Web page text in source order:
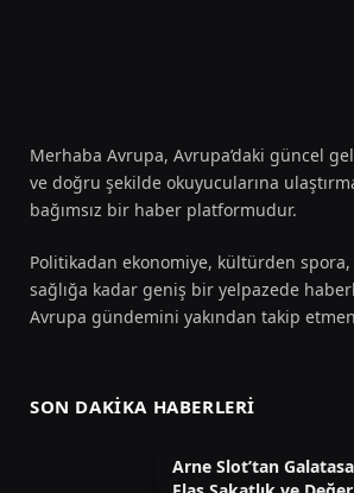
Merhaba Avrupa, Avrupa’daki güncel
ve doğru şekilde okuyucularına
bağımsız bir haber platformudur.
Politikadan ekonomiye, kültürden
sağlığa kadar geniş bir yelpazede
Avrupa gündemini yakından takip
SON DAKIKA HABERLERI
Arne Slot’tan